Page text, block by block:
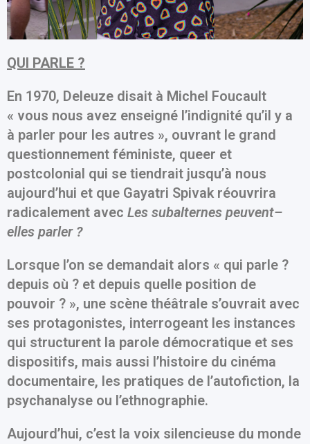
QUI PARLE ?
En 1970, Deleuze disait à Michel Foucault
« vous nous avez enseigné l’indignité qu’il y a
à parler pour les autres », ouvrant le grand
questionnement féministe, queer et
postcolonial qui se tiendrait jusqu’à nous
aujourd’hui et que Gayatri Spivak réouvrira
radicalement avec Les subalternes peuvent–
elles parler ?
Lorsque l’on se demandait alors « qui parle ?
depuis où ? et depuis quelle position de
pouvoir ? », une scène théâtrale s’ouvrait avec
ses protagonistes, interrogeant les instances
qui structurent la parole démocratique et ses
dispositifs, mais aussi l’histoire du cinéma
documentaire, les pratiques de l’autofiction, la
psychanalyse ou l’ethnographie.
Aujourd’hui, c’est la voix silencieuse du monde